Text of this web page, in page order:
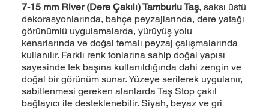
7-15 mm River (Dere Çakılı) Tamburlu Taş, saksı üstü
dekorasyonlarında, bahçe peyzajlarında, dere yatağı
görünümlü uygulamalarda, yürüyüş yolu
kenarlarında ve doğal temalı peyzaj çalışmalarında
kullanılır. Farklı renk tonlarına sahip doğal yapısı
sayesinde tek başına kullanıldığında dahi zengin ve
doğal bir görünüm sunar. Yüzeye serilerek uygulanır,
sabitlenmesi gereken alanlarda Taş Stop çakıl
bağlayıcı ile desteklenebilir. Siyah, beyaz ve gri